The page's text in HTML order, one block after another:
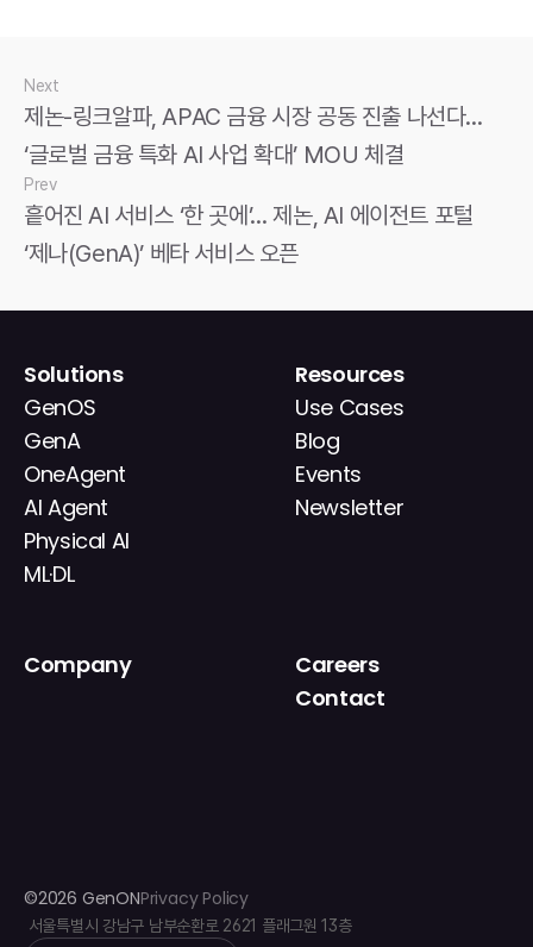
Next
제논-링크알파, APAC 금융 시장 공동 진출 나선다…
‘글로벌 금융 특화 AI 사업 확대’ MOU 체결
Prev
흩어진 AI 서비스 ‘한 곳에’… 제논, AI 에이전트 포털
‘제나(GenA)’ 베타 서비스 오픈
Solutions
GenOS
GenA
OneAgent
AI Agent
Physical AI
ML·DL
Resources
Use Cases
Blog
Events
Newsletter
Company
Careers
Contact
©2026 GenONPrivacy Policy
서울특별시 강남구 남부순환로 2621 플래그원 13층